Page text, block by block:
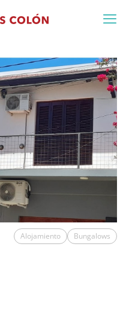
Alojamiento Bungalows